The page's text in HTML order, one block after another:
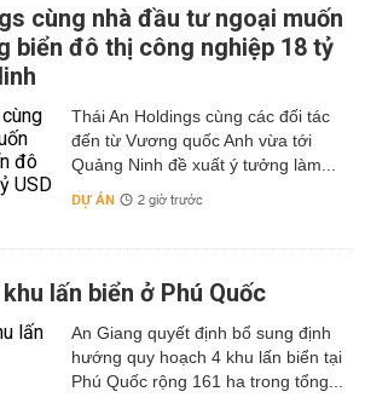
cùng nhà đầu tư ngoại muốn
biển đô thị công nghiệp 18 tỷ
Thái An Holdings cùng các đối tác
đến từ Vương quốc Anh vừa tới
Quảng Ninh đề xuất ý tưởng làm...
DỰ ÁN 2 giờ trước
lấn biển ở Phú Quốc
An Giang quyết định bổ sung định
hướng quy hoạch 4 khu lấn biển tại
Phú Quốc rộng 161 ha trong tổng...